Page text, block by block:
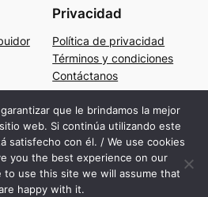
Privacidad
Política de privacidad
Términos y condiciones
Contáctanos
que le brindamos la mejor
web. Si continúa utilizando este
satisfecho con él. / We use cookies
you the best experience on our
use this site we will assume that
happy with it.